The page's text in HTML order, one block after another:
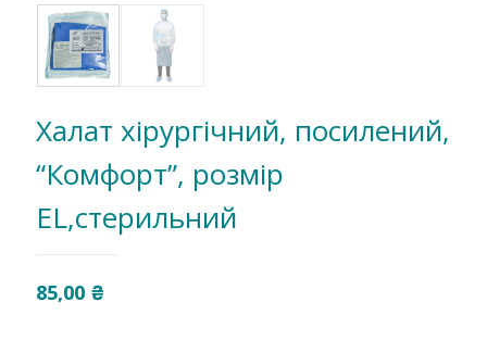
Халат хірургічний, посилений,
“Комфорт”, розмір
EL,стерильний
85,00 ₴